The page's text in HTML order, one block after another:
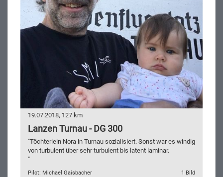
19.07.2018, 127 km
Lanzen Turnau - DG 300
"Töchterlein Nora in Turnau sozialisiert. Sonst war es windig
von turbulent über sehr turbulent bis latent laminar.
"
Pilot: Michael Gaisbacher 1 Bild